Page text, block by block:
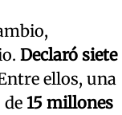
Declaró siete
ellos, una
de 15 millones